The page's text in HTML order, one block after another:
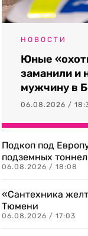
НОВОСТИ
Юные
заманили и
мужчину в
06.08.2026 /
Подкоп под
подземных
06.08.2026 / 18:08
«Сантехника
Тюмени
06.08.2026 / 17:03